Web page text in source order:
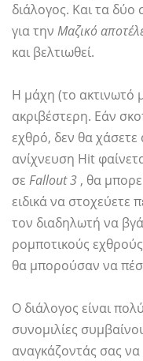
διάλογος. Και τα δύο
για την Μαζικό
και βελτιωθεί.
Η μάχη (το ακτινωτό
ακριβέστερη. Εάν
εχθρό, δεν θα
ανίχνευση Hit
σε Fallout 3 , θα
ειδικά να
τον διαδηλωτή να
ρομποτικούς
θα μπορούσαν να
Ο διάλογος είναι
συνομιλίες
αναγκάζοντάς σας